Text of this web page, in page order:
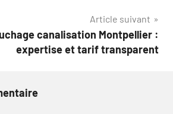
Article suivant
canalisation Montpellier :
expertise et tarif transparent